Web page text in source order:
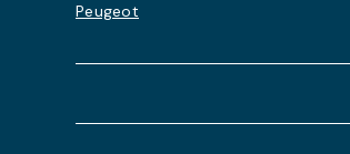
Peugeot